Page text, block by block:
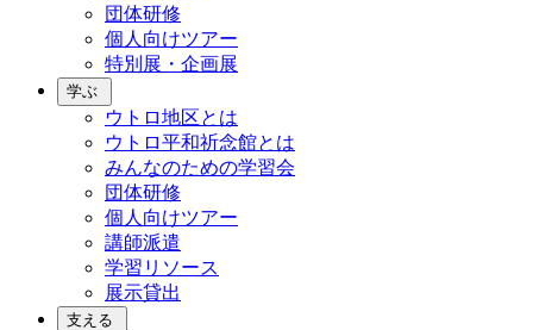
団体研修
個人向けツアー
特別展・企画展
学ぶ
ウトロ地区とは
ウトロ平和祈念館とは
みんなのための学習会
団体研修
個人向けツアー
講師派遣
学習リソース
展示貸出
支える